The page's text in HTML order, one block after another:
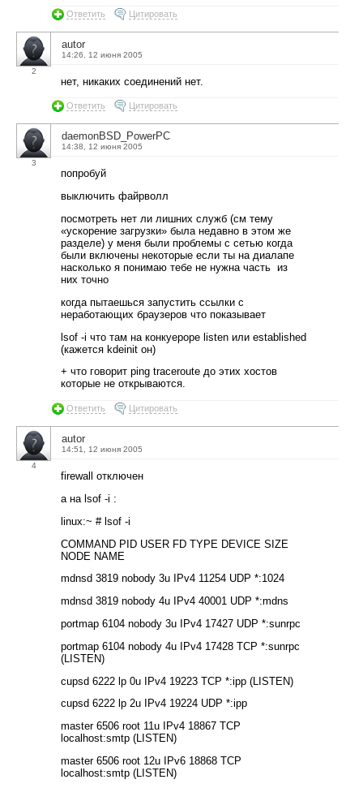
Ответить Цитировать
2
autor
14:26, 12 июня 2005
нет, никаких соединений нет.
Ответить Цитировать
3
daemonBSD_PowerPC
14:38, 12 июня 2005
попробуй
выключить файрволл
посмотреть нет ли лишних служб (см тему
«ускорение загрузки» была недавно в этом же
разделе) у меня были проблемы с сетью когда
были включены некоторые если ты на диалапе
насколько я понимаю тебе не нужна часть из
них точно
когда пытаешься запустить ссылки с
неработающих браузеров что показывает
lsof -i что там на конкуероре listen или established
(кажется kdeinit он)
+ что говорит ping traceroute до этих хостов
которые не открываются.
Ответить Цитировать
4
autor
14:51, 12 июня 2005
firewall отключен
а на lsof -i :
linux:~ # lsof -i
COMMAND PID USER FD TYPE DEVICE SIZE
NODE NAME
mdnsd 3819 nobody 3u IPv4 11254 UDP *:1024
mdnsd 3819 nobody 4u IPv4 40001 UDP *:mdns
portmap 6104 nobody 3u IPv4 17427 UDP *:sunrpc
portmap 6104 nobody 4u IPv4 17428 TCP *:sunrpc
(LISTEN)
cupsd 6222 lp 0u IPv4 19223 TCP *:ipp (LISTEN)
cupsd 6222 lp 2u IPv4 19224 UDP *:ipp
master 6506 root 11u IPv4 18867 TCP
localhost:smtp (LISTEN)
master 6506 root 12u IPv6 18868 TCP
localhost:smtp (LISTEN)